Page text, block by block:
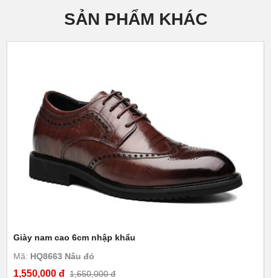
SẢN PHẨM KHÁC
Giày nam cao 6cm nhập khẩu
Mã: HQ8663 Nâu đỏ
1,550,000 đ 1,650,000 đ